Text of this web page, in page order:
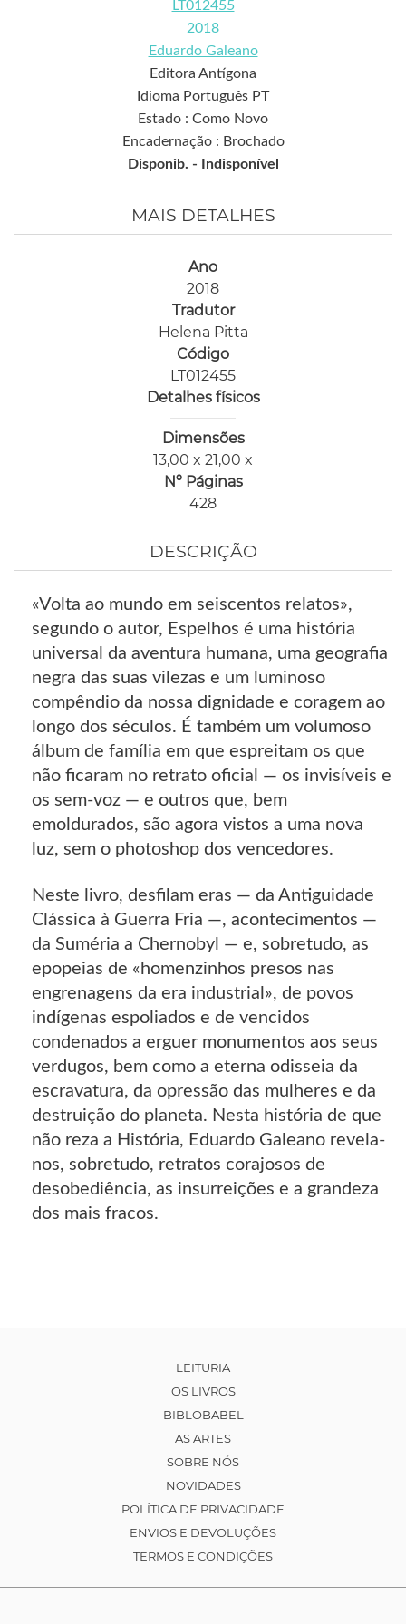
LT012455
2018
Eduardo Galeano
Editora Antígona
Idioma Português PT
Estado : Como Novo
Encadernação : Brochado
Disponib. -
Indisponível
MAIS DETALHES
Ano
2018
Tradutor
Helena Pitta
Código
LT012455
Detalhes físicos
Dimensões
13,00 x 21,00 x
Nº Páginas
428
DESCRIÇÃO
«Volta ao mundo em seiscentos relatos»,
segundo o autor, Espelhos é uma história
universal da aventura humana, uma geografia
negra das suas vilezas e um luminoso
compêndio da nossa dignidade e coragem ao
longo dos séculos. É também um volumoso
álbum de família em que espreitam os que
não ficaram no retrato oficial — os invisíveis e
os sem-voz — e outros que, bem
emoldurados, são agora vistos a uma nova
luz, sem o photoshop dos vencedores.
Neste livro, desfilam eras — da Antiguidade
Clássica à Guerra Fria —, acontecimentos —
da Suméria a Chernobyl — e, sobretudo, as
epopeias de «homenzinhos presos nas
engrenagens da era industrial», de povos
indígenas espoliados e de vencidos
condenados a erguer monumentos aos seus
verdugos, bem como a eterna odisseia da
escravatura, da opressão das mulheres e da
destruição do planeta. Nesta história de que
não reza a História, Eduardo Galeano revela-
nos, sobretudo, retratos corajosos de
desobediência, as insurreições e a grandeza
dos mais fracos.
LEITURIA
OS LIVROS
BIBLOBABEL
AS ARTES
SOBRE NÓS
NOVIDADES
POLÍTICA DE PRIVACIDADE
ENVIOS E DEVOLUÇÕES
TERMOS E CONDIÇÕES